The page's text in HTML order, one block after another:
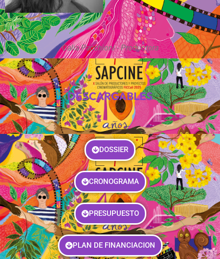
Galia Pacchioni - Productora
DESCARGABLES
DOSSIER
CRONOGRAMA
PRESUPUESTO
PLAN DE FINANCIACION